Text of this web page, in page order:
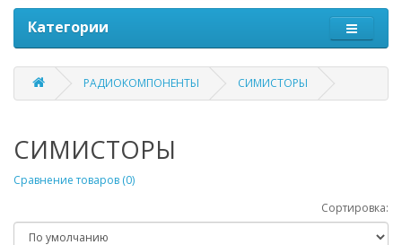
Категории
РАДИОКОМПОНЕНТЫ СИМИСТОРЫ
СИМИСТОРЫ
Сравнение товаров (0)
Сортировка: